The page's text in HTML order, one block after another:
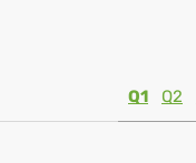
Q1 Q2